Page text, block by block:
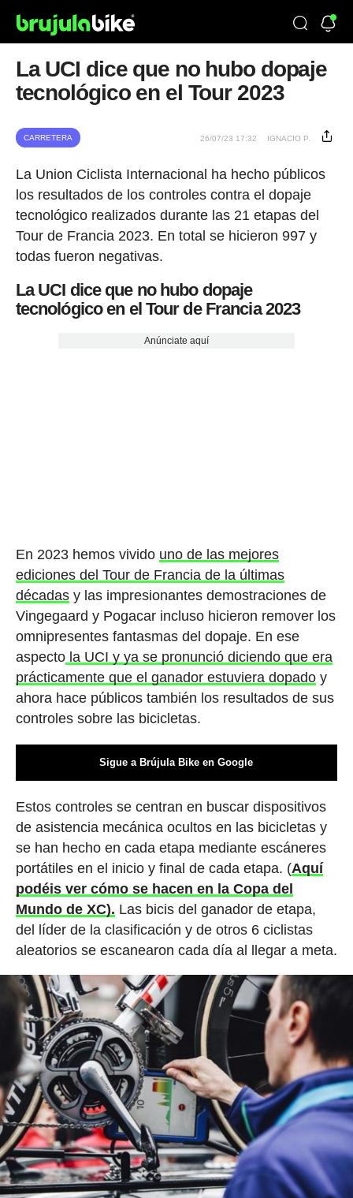
La UCI dice que no hubo dopaje
tecnológico en el Tour 2023
CARRETERA 26/07/23 17:32 IGNACIO P.
La Union Ciclista Internacional ha hecho públicos
los resultados de los controles contra el dopaje
tecnológico realizados durante las 21 etapas del
Tour de Francia 2023. En total se hicieron 997 y
todas fueron negativas.
La UCI dice que no hubo dopaje
tecnológico en el Tour de Francia 2023
Anúnciate aquí
En 2023 hemos vivido uno de las mejores
ediciones del Tour de Francia de la últimas
décadasy las impresionantes demostraciones de
Vingegaard y Pogacar incluso hicieron remover los
omnipresentes fantasmas del dopaje. En ese
aspectola UCI y ya se pronunció diciendo que era
prácticamente que el ganador estuviera dopadoy
ahora hace públicos también los resultados de sus
controles sobre las bicicletas.
Sigue a Brújula Bike en Google
Estos controles se centran en buscar dispositivos
de asistencia mecánica ocultos en las bicicletas y
se han hecho en cada etapa mediante escáneres
portátiles en el inicio y final de cada etapa. (Aquí
podéis ver cómo se hacen en la Copa del
Mundo de XC). Las bicis del ganador de etapa,
del líder de la clasificación y de otros 6 ciclistas
aleatorios se escanearon cada día al llegar a meta.